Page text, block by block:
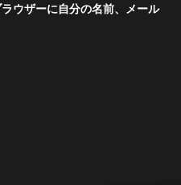
ウザーに自分の名前、メール